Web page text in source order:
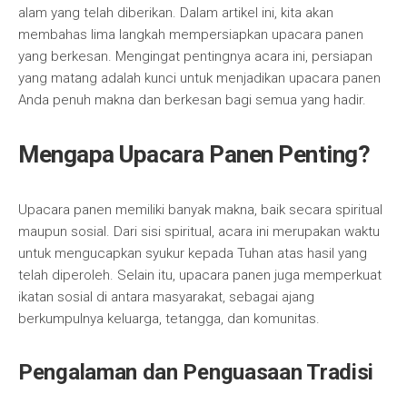
alam yang telah diberikan. Dalam artikel ini, kita akan
membahas lima langkah mempersiapkan upacara panen
yang berkesan. Mengingat pentingnya acara ini, persiapan
yang matang adalah kunci untuk menjadikan upacara panen
Anda penuh makna dan berkesan bagi semua yang hadir.
Mengapa Upacara Panen Penting?
Upacara panen memiliki banyak makna, baik secara spiritual
maupun sosial. Dari sisi spiritual, acara ini merupakan waktu
untuk mengucapkan syukur kepada Tuhan atas hasil yang
telah diperoleh. Selain itu, upacara panen juga memperkuat
ikatan sosial di antara masyarakat, sebagai ajang
berkumpulnya keluarga, tetangga, dan komunitas.
Pengalaman dan Penguasaan Tradisi